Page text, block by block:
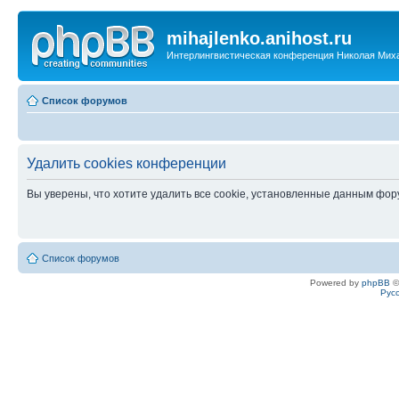
mihajlenko.anihost.ru
Интерлингвистическая конференция Николая
Список форумов
Удалить cookies конференции
Вы уверены, что хотите удалить все cookie, установленные данным
Список форумов
Powered by phpBB